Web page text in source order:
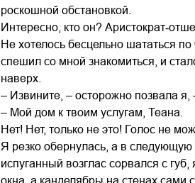
роскошной обстановкой.
Интересно, кто он?
Не хотелось бесцельно шататься
спешил со мной знакомиться, и
наверх.
– Извините, – осторожно позвала
– Мой дом к твоим услугам, Теана.
Нет! Нет, только не это! Голос не
Я резко обернулась, а в
испуганный возглас сорвался с
окна, а канделябры на стенах сами